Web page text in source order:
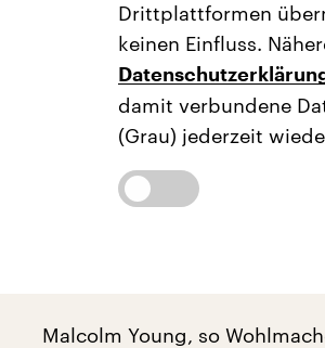
Drittplattformen
keinen Einfluss.
damit verbundene
(Grau) jederzeit
Malcolm Young, so